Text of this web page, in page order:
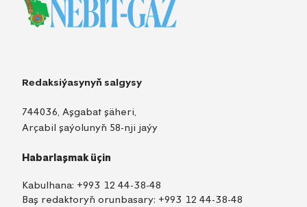
Redaksiýasynyň salgysy
744036, Aşgabat şäheri,
Arçabil şaýolunyň 58-nji jaýy
Habarlaşmak üçin
Kabulhana: +993 12 44-38-48
Baş redaktoryň orunbasary: +993 12 44-38-48